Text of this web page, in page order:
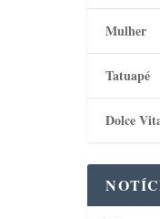
Mulher
Tatuapé
Dolce